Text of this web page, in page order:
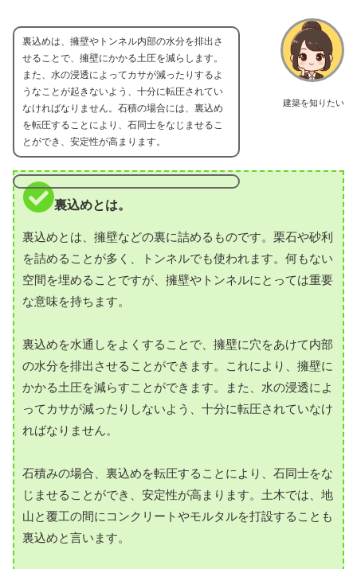
建築を知りたい
裏込めは、擁壁やトンネル内部の水分を排出さ
せることで、擁壁にかかる土圧を減らします。
また、水の浸透によってカサが減ったりするよ
うなことが起きないよう、十分に転圧されてい
なければなりません。石積の場合には、裏込め
を転圧することにより、石同士をなじませるこ
とができ、安定性が高まります。
裏込めとは。
裏込めとは、擁壁などの裏に詰めるものです。栗石や砂利
を詰めることが多く、トンネルでも使われます。何もない
空間を埋めることですが、擁壁やトンネルにとっては重要
な意味を持ちます。
裏込めを水通しをよくすることで、擁壁に穴をあけて内部
の水分を排出させることができます。これにより、擁壁に
かかる土圧を減らすことができます。また、水の浸透によ
ってカサが減ったりしないよう、十分に転圧されていなけ
ればなりません。
石積みの場合、裏込めを転圧することにより、石同士をな
じませることができ、安定性が高まります。土木では、地
山と覆工の間にコンクリートやモルタルを打設することも
裏込めと言います。